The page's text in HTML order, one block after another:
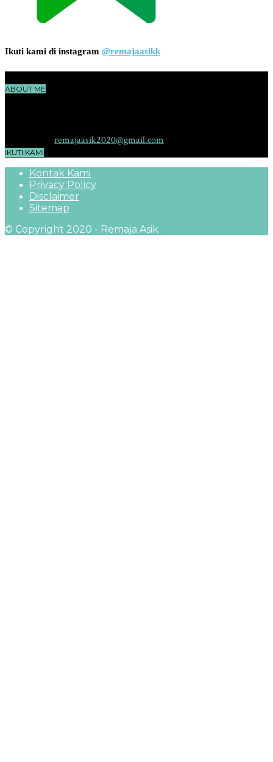
Ikuti kami di instagram @remajaasikk
ABOUT ME
remajaasik2020@gmail.com
IKUTI KAMI
Kontak Kami
Privacy Policy
Disclaimer
Sitemap
© Copyright 2020 - Remaja Asik